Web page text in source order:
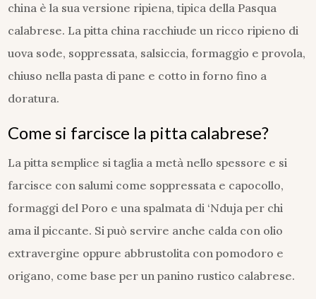
china è la sua versione ripiena, tipica della Pasqua
calabrese. La pitta china racchiude un ricco ripieno di
uova sode, soppressata, salsiccia, formaggio e provola,
chiuso nella pasta di pane e cotto in forno fino a
doratura.
Come si farcisce la pitta calabrese?
La pitta semplice si taglia a metà nello spessore e si
farcisce con salumi come soppressata e capocollo,
formaggi del Poro e una spalmata di ‘Nduja per chi
ama il piccante. Si può servire anche calda con olio
extravergine oppure abbrustolita con pomodoro e
origano, come base per un panino rustico calabrese.